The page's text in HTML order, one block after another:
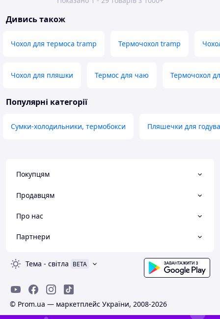
Дивись також
Чохол для термоса tramp Термочохол tramp
Чохол для пляшки Термос для чаю Термочохол
Популярні категорії
Сумки-холодильники, термобокси Пляшечки для
Покупцям
Продавцям
Про нас
Партнери
Тема - світла BETA
© Prom.ua — маркетплейс України, 2008-2026